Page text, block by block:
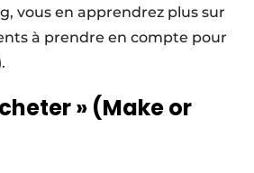
vous en apprendrez plus sur
à prendre en compte pour
» (Make or